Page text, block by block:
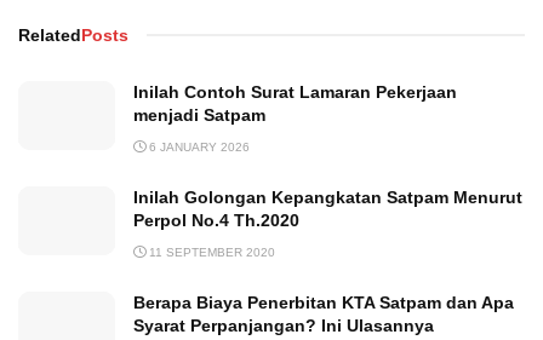
RelatedPosts
Inilah Contoh Surat Lamaran Pekerjaan
menjadi Satpam
6 JANUARY 2026
Inilah Golongan Kepangkatan Satpam Menurut
Perpol No.4 Th.2020
11 SEPTEMBER 2020
Berapa Biaya Penerbitan KTA Satpam dan Apa
Syarat Perpanjangan? Ini Ulasannya